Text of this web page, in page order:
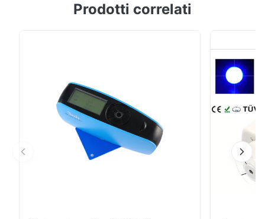
lettore durevole di colore dell'analizzatore di colore
Prodotti correlati